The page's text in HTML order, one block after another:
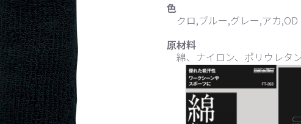
色
クロ,ブルー,グレー,アカ,OD
原材料
綿、ナイロン、ポリウレタ